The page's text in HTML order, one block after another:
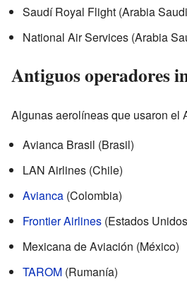
Saudí Royal Flight (Arabia
National Air Services (Arabia
Antiguos operadores
Algunas aerolíneas que usaron el
Avianca Brasil (Brasil)
LAN Airlines (Chile)
Avianca (Colombia)
Frontier Airlines (Estados
Mexicana de Aviación (México)
TAROM (Rumanía)